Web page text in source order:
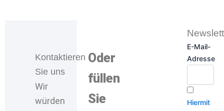
Kontaktieren
Sie uns
Wir
würden
Oder
füllen
Sie
E-Mail-
Adresse
Hiermit